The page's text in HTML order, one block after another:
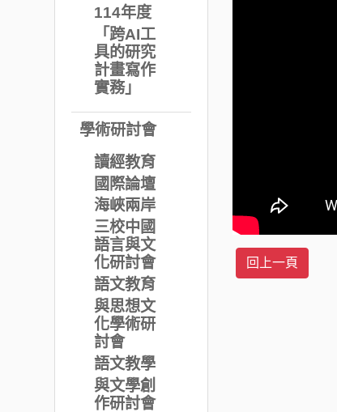
114年度
「跨AI工
具的研究
計畫寫作
實務」
學術研討會
讀經教育
國際論壇
海峽兩岸
三校中國
語言與文
化研討會
語文教育
與思想文
化學術研
討會
語文教學
與文學創
作研討會